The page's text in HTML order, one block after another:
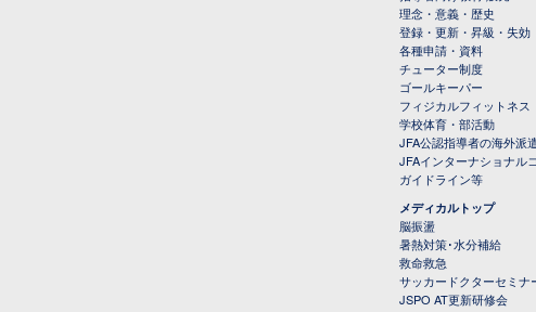
理念・意義・歴史
登録・更新・昇級・失効
各種申請・資料
チューター制度
ゴールキーパー
フィジカルフィットネス
学校体育・部活動
JFA公認指導者の海外派
JFAインターナショナル
ガイドライン等
メディカルトップ
脳振盪
暑熱対策･水分補給
救命救急
サッカードクターセミナ
JSPO AT更新研修会